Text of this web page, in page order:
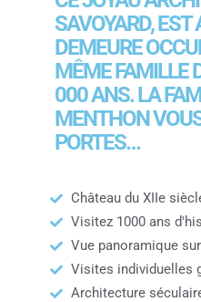
SAVOYARD, EST
DEMEURE
MÊME FAMILLE
000 ANS. LA
MENTHON
PORTES…
Château du XIIe
Visitez 1000 ans
Vue panoramique
Visites individuelles
Architecture